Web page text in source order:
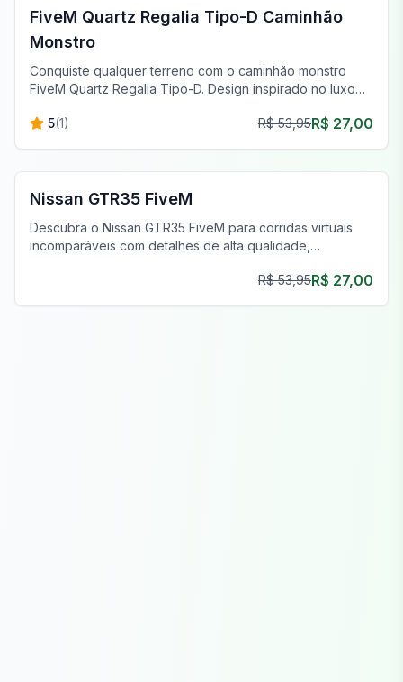
FiveM Quartz Regalia Tipo-D Caminhão
Monstro
Conquiste qualquer terreno com o caminhão monstro
FiveM Quartz Regalia Tipo-D. Design inspirado no luxo
5(1) R$ 53,95R$ 27,00
FiveM Carros Esportivos & Supercarros
Nissan GTR35 FiveM
Descubra o Nissan GTR35 FiveM para corridas virtuais
incomparáveis com detalhes de alta qualidade,
R$ 53,95R$ 27,00